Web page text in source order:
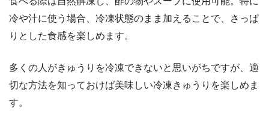
冷や汁に使う場合、冷凍状態のまま加えることで、さっぱ
りとした食感を楽しめます。
多くの人がきゅうりを冷凍できないと思いがちですが、適
切な方法を知っておけば美味しい冷凍きゅうりを楽しめま
す。